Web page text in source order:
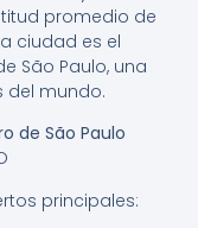
promedio de
ciudad es el
São Paulo, una
del mundo.
de São Paulo
principales: